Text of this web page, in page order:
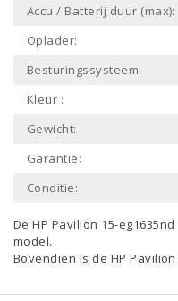
Accu / Batterij duur (max):
Oplader:
Besturingssysteem:
Kleur :
Gewicht:
Garantie:
Conditie:
De HP Pavilion 15-
model.
Bovendien is de HP